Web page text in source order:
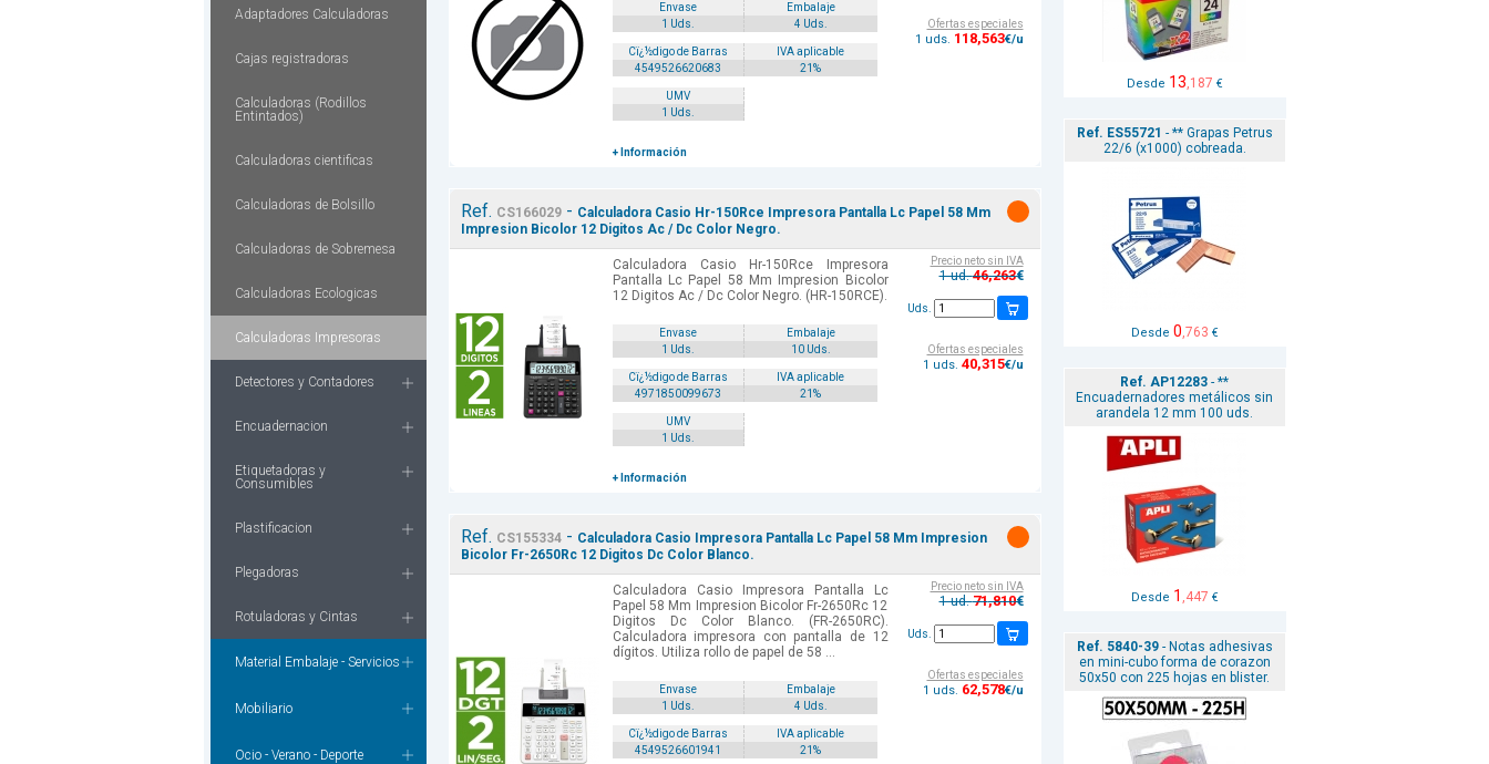
Adaptadores Calculadoras
Cajas registradoras
Calculadoras (Rodillos
Entintados)
Calculadoras cientificas
Calculadoras de Bolsillo
Calculadoras de Sobremesa
Calculadoras Ecologicas
Calculadoras Impresoras
Detectores y Contadores
Encuadernacion
Etiquetadoras y
Consumibles
Plastificacion
Plegadoras
Rotuladoras y Cintas
Material Embalaje - Servicios
Mobiliario
Ocio - Verano - Deporte
Envase
Embalaje
1 Uds.
4 Uds.
Cï¿½digo de Barras
IVA aplicable
4549526620683
21%
UMV
1 Uds.
+ Información
Ofertas especiales
1 uds. 118,563€/u
Ref. CS166029- Calculadora Casio Hr-150Rce Impresora Pantalla Lc Papel 58 Mm
Impresion Bicolor 12 Digitos Ac / Dc Color Negro.
Calculadora Casio Hr-150Rce Impresora
Pantalla Lc Papel 58 Mm Impresion Bicolor
12 Digitos Ac / Dc Color Negro. (HR-150RCE).
Envase
Embalaje
1 Uds.
10 Uds.
Cï¿½digo de Barras
IVA aplicable
4971850099673
21%
UMV
1 Uds.
+ Información
Precio neto sin IVA
1 ud.46,263€
Uds.
Ofertas especiales
1 uds. 40,315€/u
Ref. CS155334- Calculadora Casio Impresora Pantalla Lc Papel 58 Mm Impresion
Bicolor Fr-2650Rc 12 Digitos Dc Color Blanco.
Calculadora Casio Impresora Pantalla Lc
Papel 58 Mm Impresion Bicolor Fr-2650Rc 12
Digitos Dc Color Blanco. (FR-2650RC).
Calculadora impresora con pantalla de 12
dígitos. Utiliza rollo de papel de 58 ...
Envase
Embalaje
1 Uds.
4 Uds.
Cï¿½digo de Barras
IVA aplicable
4549526601941
21%
Precio neto sin IVA
1 ud.71,810€
Uds.
Ofertas especiales
1 uds. 62,578€/u
Desde 13,187 €
Ref. ES55721 - ** Grapas Petrus
22/6 (x1000) cobreada.
Desde 0,763 €
Ref. AP12283 - **
Encuadernadores metálicos sin
arandela 12 mm 100 uds.
Desde 1 ,447 €
Ref. 5840-39- Notas adhesivas
en mini-cubo forma de corazon
50x50 con 225 hojas en blister.